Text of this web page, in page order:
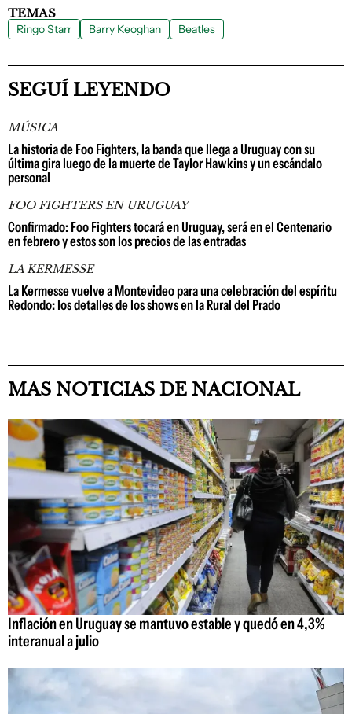
TEMAS
Ringo Starr Barry Keoghan Beatles
SEGUÍ LEYENDO
MÚSICA
La historia de Foo Fighters, la banda que llega a Uruguay con su
última gira luego de la muerte de Taylor Hawkins y un escándalo
personal
FOO FIGHTERS EN URUGUAY
Confirmado: Foo Fighters tocará en Uruguay, será en el Centenario
en febrero y estos son los precios de las entradas
LA KERMESSE
La Kermesse vuelve a Montevideo para una celebración del espíritu
Redondo: los detalles de los shows en la Rural del Prado
MAS NOTICIAS DE NACIONAL
Inflación en Uruguay se mantuvo estable y quedó en 4,3%
interanual a julio